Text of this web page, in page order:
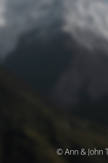
© Ann & John